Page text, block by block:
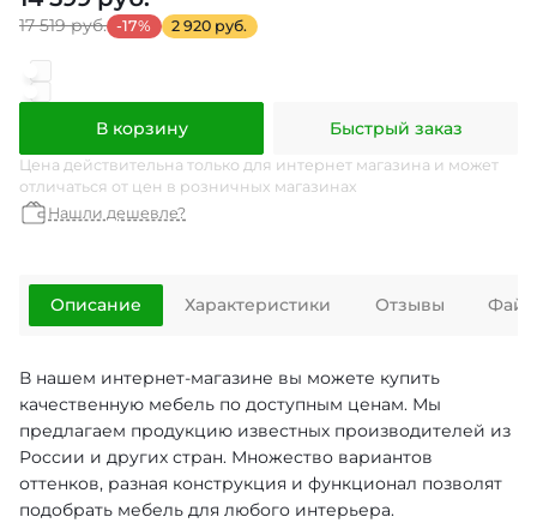
17 519 руб. -17% 2 920 руб.
В корзину Быстрый заказ
Цена действительна только для интернет магазина и может
отличаться от цен в розничных магазинах
Нашли дешевле?
Описание
В нашем интернет-магазине вы можете купить
качественную мебель по доступным ценам. Мы
предлагаем продукцию известных производителей из
России и других стран. Множество вариантов
оттенков, разная конструкция и функционал позволят
подобрать мебель для любого интерьера.
Характеристики Отзывы